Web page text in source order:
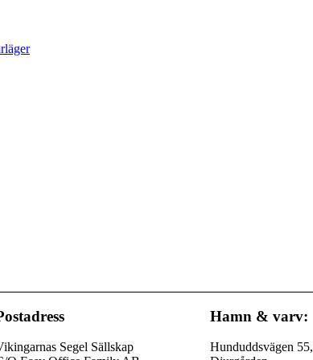
Segel Sällskap
Hamn & varv:
Hunduddsvägen 55,